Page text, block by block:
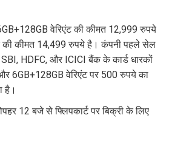
वेरिएंट की कीमत 12,999 रुपये
की कीमत 14,499 रुपये है। कंपनी पहले सेल
SBI, HDFC, और ICICI बैंक के कार्ड धारकों
6GB+128GB वेरिएंट पर 500 रुपये का
है।
12 बजे से फ्लिपकार्ट पर बिक्री के लिए